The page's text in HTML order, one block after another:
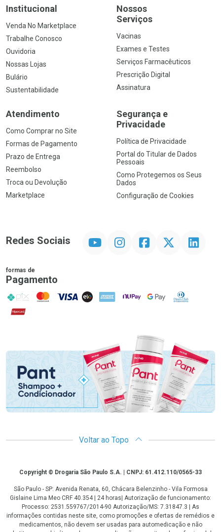
Institucional
Venda No Marketplace
Trabalhe Conosco
Ouvidoria
Nossas Lojas
Bulário
Sustentabilidade
Nossos
Serviços
Vacinas
Exames e Testes
Serviços Farmacêuticos
Prescrição Digital
Assinatura
Atendimento
Como Comprar no Site
Formas de Pagamento
Prazo de Entrega
Reembolso
Troca ou Devolução
Marketplace
Segurança e
Privacidade
Política de Privacidade
Portal do Titular de Dados
Pessoais
Como Protegemos os Seus
Dados
Configuração de Cookies
Redes Sociais InstagramFacebookTwitter Linkedin
formas de
Pagamento
PIX MasterCard
VISA ELO AMEX NuPay Google PayDiners Club
Hipercard
Promoção em Destaque
Voltar ao Topo
CopyrightCopyright © Drogaria São Paulo S.A. | CNPJ: 61.412.110/0565-33
São Paulo - SP: Avenida Renata, 60, Chácara Belenzinho - Vila Formosa
Gislaine Lima Meo CRF 40.354 | 24 horas| Autorização de funcionamento:
Processo: 2531.559767/2014-90 Autorização/MS: 7.31847.3 | As
informações contidas neste site, como promoções e ofertas de remédios e
medicamentos, não devem ser usadas para automedicação e não